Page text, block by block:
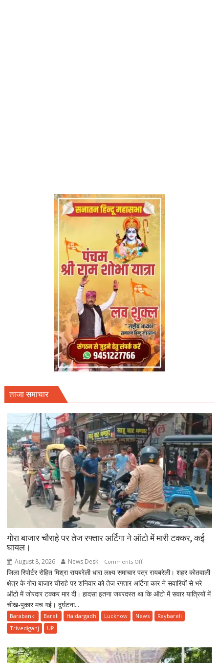
ताजा समाचार
गोरा बाजार चौराहे पर तेज रफ्तार अर्टिगा ने ऑटो में मारी टक्कर, कई
घायल।
August 8, 2026 News Desk Comments Offon
गोरा
बाजार
चौराहे
तेज
ने
ऑटो
जिला रिपोर्टर रोहित मिश्रा रायबरेली धारा लक्ष्य समाचार पत्र रायबरेली। शहर कोतवाली
क्षेत्र के गोरा बाजार चौराहे पर शनिवार को तेज रफ्तार अर्टिगा कार ने सवारियों से भरे
ऑटो में जोरदार टक्कर मार दी। हादसा इतना जबरदस्त था कि ऑटो में सवार यात्रियों में
चीख-पुकार मच गई। दुर्घटना...
Barabanki Bareli Haidargadh Lucknow News
Raybareli
Trivediganj
UP